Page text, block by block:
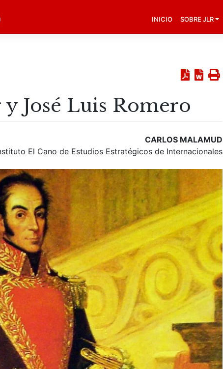
INICIO SOBRE JLR
José Luis Romero
CARLOS MALAMUD
El Cano de Estudios Estratégicos de Internacionales